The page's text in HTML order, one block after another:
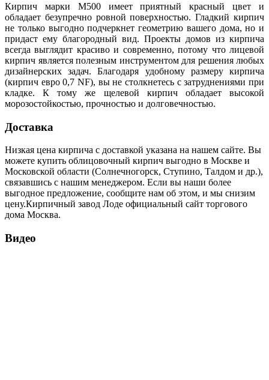
Кирпич марки М500 имеет приятный красный цвет и
обладает безупречно ровной поверхностью. Гладкий кирпич
не только выгодно подчеркнет геометрию вашего дома, но и
придаст ему благородный вид. Проекты домов из кирпича
всегда выглядит красиво и современно, потому что лицевой
кирпич является полезным инструментом для решения любых
дизайнерских задач. Благодаря удобному размеру кирпича
(кирпич евро 0,7 NF), вы не столкнетесь с затруднениями при
кладке. К тому же щелевой кирпич обладает высокой
морозостойкостью, прочностью и долговечностью.
Доставка
Низкая цена кирпича с доставкой указана на нашем сайте. Вы
можете купить облицовочный кирпич выгодно в Москве и
Московской области (Солнечногорск, Ступино, Талдом и др.),
связавшись с нашим менеджером. Если вы наши более
выгодное предложение, сообщите нам об этом, и мы снизим
цену.Кирпичный завод Лоде официальный сайт торгового
дома Москва.
Видео